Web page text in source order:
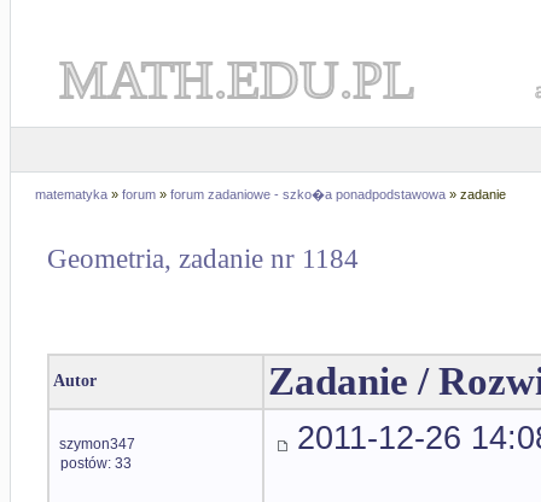
MATH.EDU.PL
matematyka » forum » forum zadaniowe - szko�a ponadpodstawowa » zadanie
Geometria, zadanie nr 1184
Autor Zadanie /
szymon347
postów: 33
2011-12-26